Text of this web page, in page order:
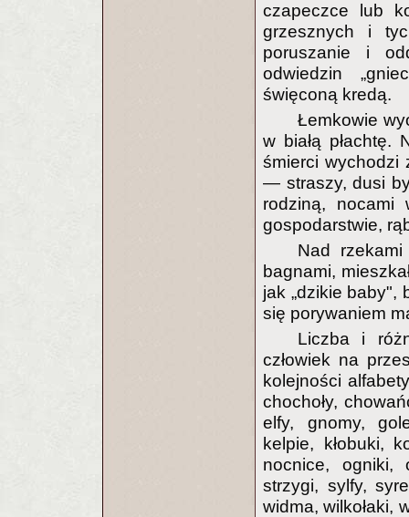
czapeczce lub
grzesznych i
poruszanie i
odwiedzin
święconą kredą.
Łemkowie
w białą płachtę.
śmierci wychodzi
— straszy, dusi
rodziną,
gospodarstwie,
Nad
bagnami,
jak „dzikie baby",
się porywaniem
Liczba i
człowiek na
kolejności
chochoły,
elfy, gnomy,
kelpie, kłobuki,
nocnice, ogniki,
strzygi, sylfy,
widma, wilkołaki,